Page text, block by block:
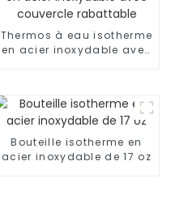
Thermos à eau isotherme
en acier inoxydable avec
Bouteille isotherme en
acier inoxydable de 17 oz